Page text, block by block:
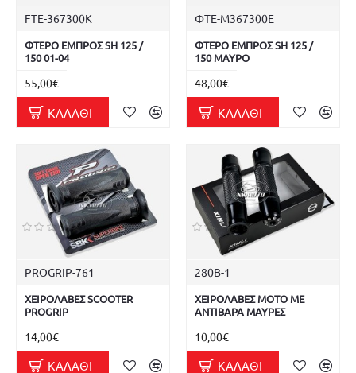
FTE-367300K
ΦΤΕΡΟ ΕΜΠΡΟΣ SH 125 /
150 01-04
55,00€
ΚΑΛΆΘΙ
ΦΤΕ-Μ367300E
ΦΤΕΡΟ ΕΜΠΡΟΣ SH 125 /
150 ΜΑΥΡΟ
48,00€
ΚΑΛΆΘΙ
PROGRIP-761
ΧΕΙΡΟΛΑΒΕΣ SCOOTER
PROGRIP
14,00€
ΚΑΛΆΘΙ
280Β-1
ΧΕΙΡΟΛΑΒΕΣ ΜΟΤΟ ΜΕ
ΑΝΤΙΒΑΡΑ ΜΑΥΡΕΣ
10,00€
ΚΑΛΆΘΙ